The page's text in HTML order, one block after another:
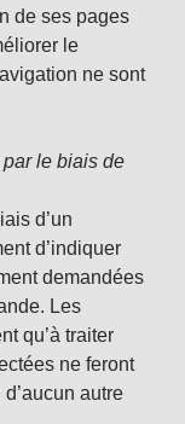
de ses pages
le
ne sont
le biais de
d’un
d’indiquer
demandées
Les
qu’à traiter
ne feront
d’aucun autre